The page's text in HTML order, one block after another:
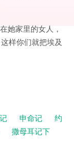
她家里的女人，
样你们就把埃及
申命记
约
撒母耳记下